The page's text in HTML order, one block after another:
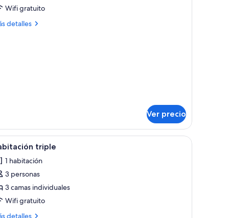
Wifi gratuito
detalles
Ver precio
Habitación triple | Cortinas blackout,
4 triple
1 habitación
3 personas
3 camas individuales
Wifi gratuito
detalles